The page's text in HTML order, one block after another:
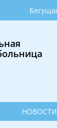
строка •
НОВОСТИ